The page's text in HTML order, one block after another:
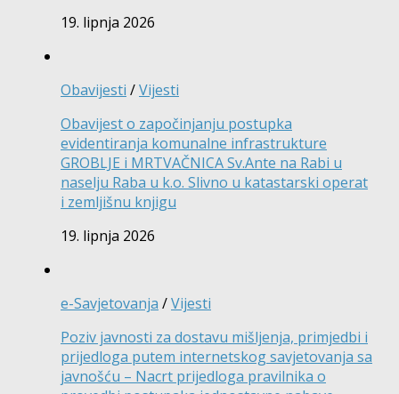
19. lipnja 2026
Obavijesti /Vijesti
Obavijest o započinjanju postupka
evidentiranja komunalne infrastrukture
GROBLJE i MRTVAČNICA Sv.Ante na Rabi u
naselju Raba u k.o. Slivno u katastarski operat
i zemljišnu knjigu
19. lipnja 2026
e-Savjetovanja /Vijesti
Poziv javnosti za dostavu mišljenja, primjedbi i
prijedloga putem internetskog savjetovanja sa
javnošću – Nacrt prijedloga pravilnika o